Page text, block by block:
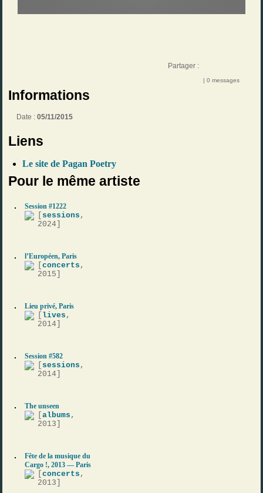
Partager :
| 0 messages
Informations
Date :05/11/2015
Liens
Le site de Pagan Poetry
Pour le même artiste
Session #1222
sessions ,
2024]
l’Européen, Paris
[concerts ,
2015]
Lieu privé, Paris
lives ,
2014]
Session #582
sessions ,
2014]
The unseen
[albums ,
2013]
Fête de la musique du
Cargo !, 2013 — Paris
[concerts ,
2013]